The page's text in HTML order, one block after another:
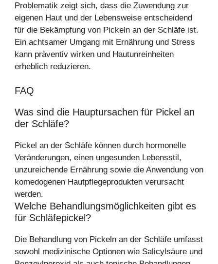
Problematik zeigt sich, dass die Zuwendung zur
eigenen Haut und der Lebensweise entscheidend
für die Bekämpfung von Pickeln an der Schläfe ist.
Ein achtsamer Umgang mit Ernährung und Stress
kann präventiv wirken und Hautunreinheiten
erheblich reduzieren.
FAQ
Was sind die Hauptursachen für Pickel an
der Schläfe?
Pickel an der Schläfe können durch hormonelle
Veränderungen, einen ungesunden Lebensstil,
unzureichende Ernährung sowie die Anwendung von
komedogenen Hautpflegeprodukten verursacht
werden.
Welche Behandlungsmöglichkeiten gibt es
für Schläfepickel?
Die Behandlung von Pickeln an der Schläfe umfasst
sowohl medizinische Optionen wie Salicylsäure und